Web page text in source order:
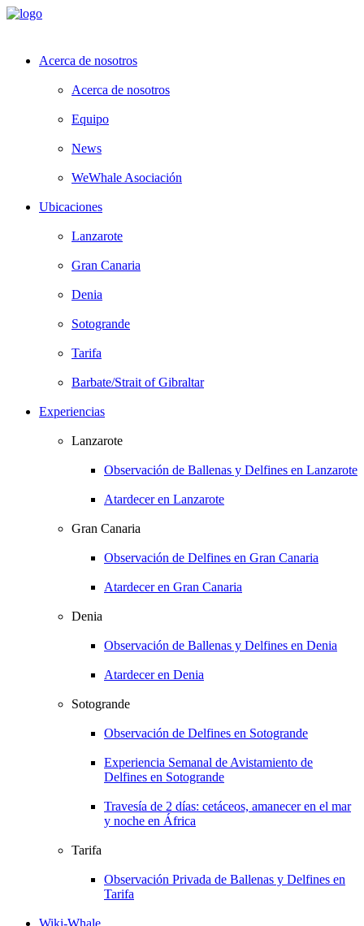
Acerca de nosotros
Acerca de nosotros
Equipo
News
WeWhale Asociación
Ubicaciones
Lanzarote
Gran Canaria
Denia
Sotogrande
Tarifa
Barbate/Strait of Gibraltar
Experiencias
Lanzarote
Observación de Ballenas y Delfines en Lanzarote
Atardecer en Lanzarote
Gran Canaria
Observación de Delfines en Gran Canaria
Atardecer en Gran Canaria
Denia
Observación de Ballenas y Delfines en Denia
Atardecer en Denia
Sotogrande
Observación de Delfines en Sotogrande
Experiencia Semanal de Avistamiento de
Delfines en Sotogrande
Travesía de 2 días: cetáceos, amanecer en el mar
y noche en África
Tarifa
Observación Privada de Ballenas y Delfines en
Tarifa
Wiki-Whale